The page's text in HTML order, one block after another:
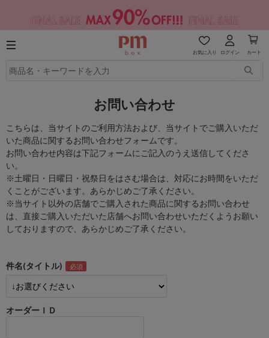
お気に入り ログイン カート
お問い合わせ
こちらは、当サイトのご利用方法および、当サイトでご購入いただ
いた商品に関するお問い合わせフォームです。
お問い合わせ内容は下記フォームにご記入のうえ送信してくださ
い。
※土曜日・日曜日・祝祭日をはさむ場合は、対応にお時間をいただ
くことがございます。あらかじめご了承ください。
※当サイト以外の店舗でご購入された商品に関するお問い合わせ
は、直接ご購入いただいた店舗へお問い合わせいただくようお願い
しておりますので、あらかじめご了承ください。
件名(タイトル)
オーダーＩＤ